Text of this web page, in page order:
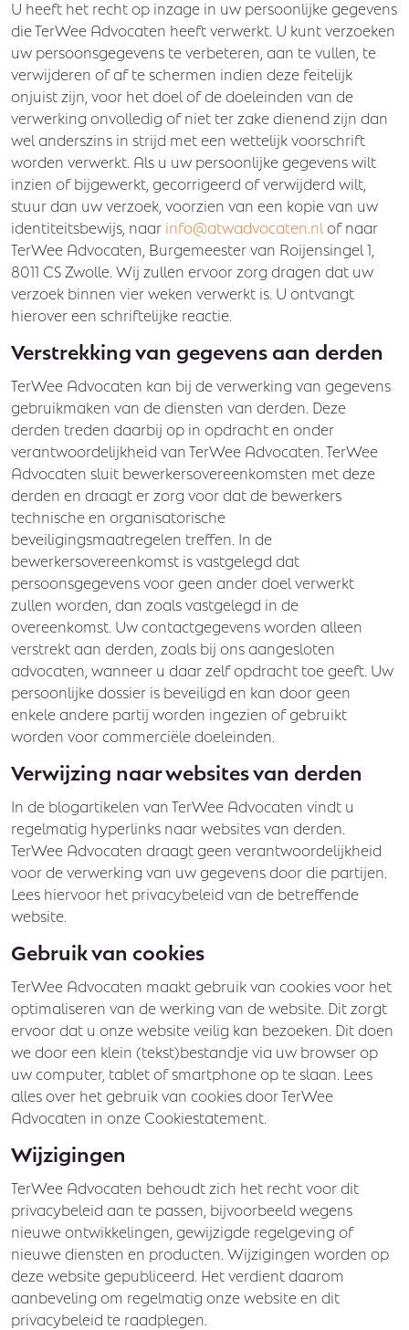
U heeft het recht op inzage in uw persoonlijke gegevens
die TerWee Advocaten heeft verwerkt. U kunt verzoeken
uw persoonsgegevens te verbeteren, aan te vullen, te
verwijderen of af te schermen indien deze feitelijk
onjuist zijn, voor het doel of de doeleinden van de
verwerking onvolledig of niet ter zake dienend zijn dan
wel anderszins in strijd met een wettelijk voorschrift
worden verwerkt. Als u uw persoonlijke gegevens wilt
inzien of bijgewerkt, gecorrigeerd of verwijderd wilt,
stuur dan uw verzoek, voorzien van een kopie van uw
identiteitsbewijs, naar info@atwadvocaten.nl of naar
TerWee Advocaten, Burgemeester van Roijensingel 1,
8011 CS Zwolle. Wij zullen ervoor zorg dragen dat uw
verzoek binnen vier weken verwerkt is. U ontvangt
hierover een schriftelijke reactie.
Verstrekking van gegevens aan derden
TerWee Advocaten kan bij de verwerking van gegevens
gebruikmaken van de diensten van derden. Deze
derden treden daarbij op in opdracht en onder
verantwoordelijkheid van TerWee Advocaten. TerWee
Advocaten sluit bewerkersovereenkomsten met deze
derden en draagt er zorg voor dat de bewerkers
technische en organisatorische
beveiligingsmaatregelen treffen. In de
bewerkersovereenkomst is vastgelegd dat
persoonsgegevens voor geen ander doel verwerkt
zullen worden, dan zoals vastgelegd in de
overeenkomst. Uw contactgegevens worden alleen
verstrekt aan derden, zoals bij ons aangesloten
advocaten, wanneer u daar zelf opdracht toe geeft. Uw
persoonlijke dossier is beveiligd en kan door geen
enkele andere partij worden ingezien of gebruikt
worden voor commerciële doeleinden.
Verwijzing naar websites van derden
In de blogartikelen van TerWee Advocaten vindt u
regelmatig hyperlinks naar websites van derden.
TerWee Advocaten draagt geen verantwoordelijkheid
voor de verwerking van uw gegevens door die partijen.
Lees hiervoor het privacybeleid van de betreffende
website.
Gebruik van cookies
TerWee Advocaten maakt gebruik van cookies voor het
optimaliseren van de werking van de website. Dit zorgt
ervoor dat u onze website veilig kan bezoeken. Dit doen
we door een klein (tekst)bestandje via uw browser op
uw computer, tablet of smartphone op te slaan. Lees
alles over het gebruik van cookies door TerWee
Advocaten in onze Cookiestatement.
Wijzigingen
TerWee Advocaten behoudt zich het recht voor dit
privacybeleid aan te passen, bijvoorbeeld wegens
nieuwe ontwikkelingen, gewijzigde regelgeving of
nieuwe diensten en producten. Wijzigingen worden op
deze website gepubliceerd. Het verdient daarom
aanbeveling om regelmatig onze website en dit
privacybeleid te raadplegen.